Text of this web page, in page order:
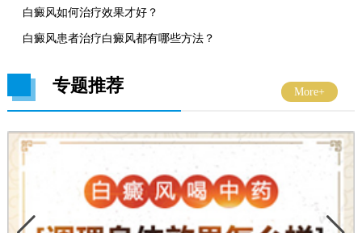
白癜风如何治疗效果才好？
白癜风患者治疗白癜风都有哪些方法？
专题推荐 More+